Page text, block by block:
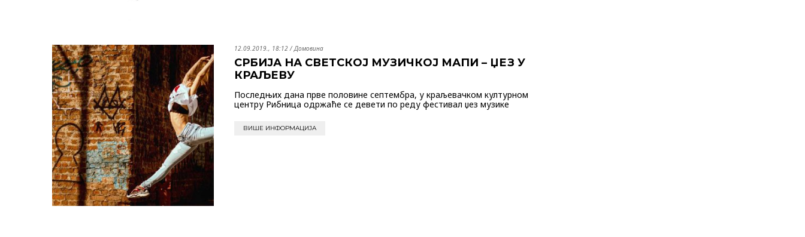
12.09.2019., 18:12/Домовина
СРБИЈА НА СВЕТСКОЈ МУЗИЧКОЈ МАПИ – ЏЕЗ У
КРАЉЕВУ
Последњих дана прве половине септембра, у краљевачком културном
центру Рибница одржаће се девети по реду фестивал џез музике
ВИШЕ ИНФОРМАЦИЈА